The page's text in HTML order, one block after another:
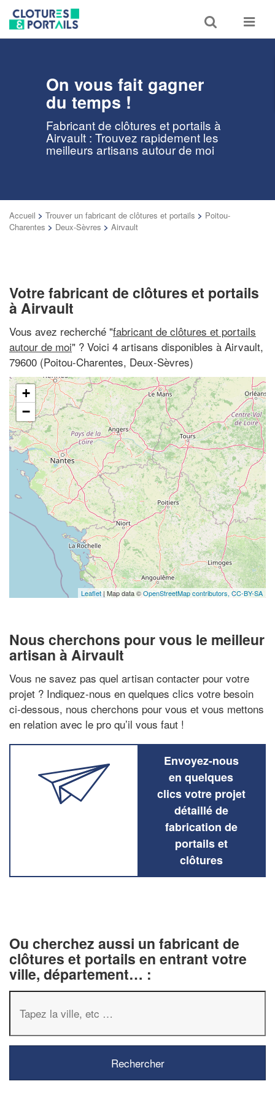
Toggle
search
Toggle
On vous fait gagner
du temps !
Fabricant de clôtures et portails à
Airvault : Trouvez rapidement les
meilleurs artisans autour de moi
Accueil > Trouver un fabricant de clôtures et portails > Poitou-
Charentes > Deux-Sèvres > Airvault
Votre fabricant de clôtures et portails
à Airvault
Vous avez recherché "fabricant de clôtures et portails
autour de moi" ? Voici 4 artisans disponibles à Airvault,
79600 (Poitou-Charentes, Deux-Sèvres)
+
−
Leaflet| Map data ©OpenStreetMap contributors, CC-BY-SA
Nous cherchons pour vous le meilleur
artisan à Airvault
Vous ne savez pas quel artisan contacter pour votre
projet ? Indiquez-nous en quelques clics votre besoin
ci-dessous, nous cherchons pour vous et vous mettons
en relation avec le pro qu’il vous faut !
Envoyez-nous
en quelques
clics votre projet
détaillé de
fabrication de
portails et
clôtures
Ou cherchez aussi un fabricant de
clôtures et portails en entrant votre
ville, département… :